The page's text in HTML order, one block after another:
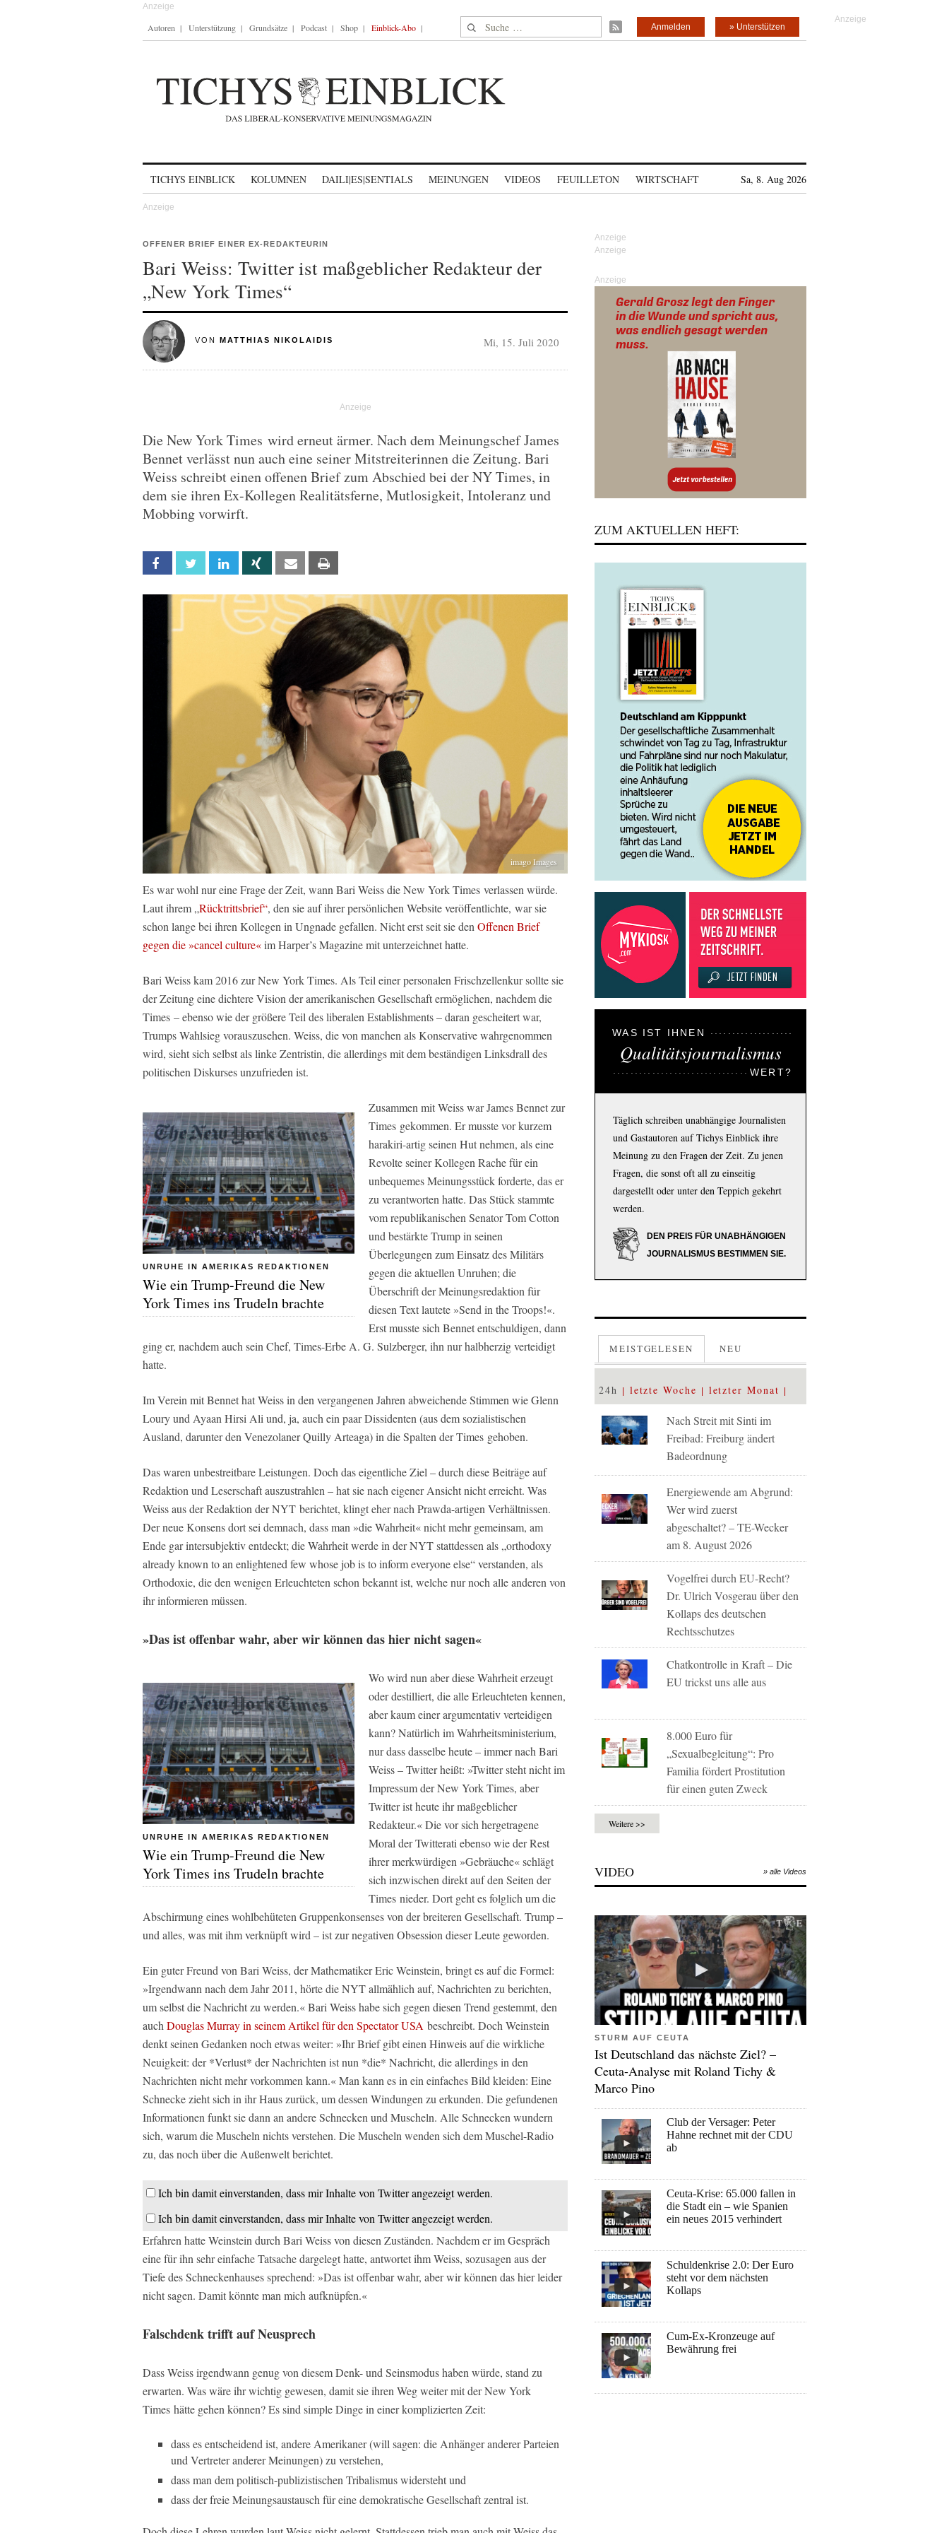
Autoren Unterstützung Grundsätze Podcast Shop Einblick-Abo Suche nach: » Unterstützen
Anmelden
TICHYS EINBLICK KOLUMNEN DAILI|ES|SENTIALS MEINUNGEN VIDEOS FEUILLETON WIRTSCHAFT Sa, 8. Aug 2026
OFFENER BRIEF EINER EX-REDAKTEURIN
Bari Weiss: Twitter ist maßgeblicher Redakteur der
„New York Times“
VON MATTHIAS NIKOLAIDIS Mi, 15. Juli 2020
Die New York Times wird erneut ärmer. Nach dem Meinungschef James
Bennet verlässt nun auch eine seiner Mitstreiterinnen die Zeitung. Bari
Weiss schreibt einen offenen Brief zum Abschied bei der NY Times, in
dem sie ihren Ex-Kollegen Realitätsferne, Mutlosigkeit, Intoleranz und
Mobbing vorwirft.
Facebook Twitter Linkedin Xing Email
imago Images
Es war wohl nur eine Frage der Zeit, wann Bari Weiss dieNew York Times verlassen würde.
Laut ihrem „Rücktrittsbrief“, den sie auf ihrer persönlichen Website veröffentlichte, war sie
schon lange bei ihren Kollegen in Ungnade gefallen. Nicht erst seit sie den Offenen Brief
gegen die »cancel culture«imHarper’s Magazinemit unterzeichnet hatte.
Bari Weiss kam 2016 zurNew York Times. Als Teil einer personalen Frischzellenkur sollte sie
der Zeitung eine dichtere Vision der amerikanischen Gesellschaft ermöglichen, nachdem die
Times – ebenso wie der größere Teil des liberalen Establishments – daran gescheitert war,
Trumps Wahlsieg vorauszusehen. Weiss, die von manchen als Konservative wahrgenommen
wird, sieht sich selbst als linke Zentristin, die allerdings mit dem beständigen Linksdrall des
politischen Diskurses unzufrieden ist.
UNRUHE IN AMERIKAS REDAKTIONEN
Wie ein Trump-Freund die New
York Times ins Trudeln brachte
Zusammen mit Weiss war James Bennet zur
Times gekommen. Er musste vor kurzem
harakiri-artig seinen Hut nehmen, als eine
Revolte seiner Kollegen Rache für ein
unbequemes Meinungsstück forderte, das er
zu verantworten hatte. Das Stück stammte
vom republikanischen Senator Tom Cotton
und bestärkte Trump in seinen
Überlegungen zum Einsatz des Militärs
gegen die aktuellen Unruhen; die
Überschrift der Meinungsredaktion für
diesen Text lautete »Send in the Troops!«.
Erst musste sich Bennet entschuldigen, dann
ging er, nachdem auch sein Chef, Times-Erbe A. G. Sulzberger, ihn nur halbherzig verteidigt
hatte.
Im Verein mit Bennet hat Weiss in den vergangenen Jahren abweichende Stimmen wie Glenn
Loury und Ayaan Hirsi Ali und, ja, auch ein paar Dissidenten (aus dem sozialistischen
Ausland, darunter den Venezolaner Quilly Arteaga) in die Spalten derTimes gehoben.
Das waren unbestreitbare Leistungen. Doch das eigentliche Ziel – durch diese Beiträge auf
Redaktion und Leserschaft auszustrahlen – hat sie nach eigener Ansicht nicht erreicht. Was
Weiss aus der Redaktion derNYT berichtet, klingt eher nach Prawda-artigen Verhältnissen.
Der neue Konsens dort sei demnach, dass man »die Wahrheit« nicht mehr gemeinsam, am
Ende gar intersubjektiv entdeckt; die Wahrheit werde in der NYT stattdessen als „orthodoxy
already known to an enlightened few whose job is to inform everyone else“ verstanden, als
Orthodoxie, die den wenigen Erleuchteten schon bekannt ist, welche nur noch alle anderen von
ihr informieren müssen.
»Das ist offenbar wahr, aber wir können das hier nicht sagen«
UNRUHE IN AMERIKAS REDAKTIONEN
Wie ein Trump-Freund die New
York Times ins Trudeln brachte
Wo wird nun aber diese Wahrheit erzeugt
oder destilliert, die alle Erleuchteten kennen,
aber kaum einer argumentativ verteidigen
kann? Natürlich im Wahrheitsministerium,
nur dass dasselbe heute – immer nach Bari
Weiss – Twitter heißt: »Twitter steht nicht im
Impressum derNew York Times, aber
Twitter ist heute ihr maßgeblicher
Redakteur.« Die vor sich hergetragene
Moral der Twitterati ebenso wie der Rest
ihrer merkwürdigen »Gebräuche« schlägt
sich inzwischen direkt auf den Seiten der
Times nieder. Dort geht es folglich um die
Abschirmung eines wohlbehüteten Gruppenkonsenses von der breiteren Gesellschaft. Trump –
und alles, was mit ihm verknüpft wird – ist zur negativen Obsession dieser Leute geworden.
Ein guter Freund von Bari Weiss, der Mathematiker Eric Weinstein, bringt es auf die Formel:
»Irgendwann nach dem Jahr 2011, hörte die NYT allmählich auf, Nachrichten zu berichten,
um selbst die Nachricht zu werden.« Bari Weiss habe sich gegen diesen Trend gestemmt, den
auch Douglas Murray in seinem Artikel für den Spectator USA beschreibt. Doch Weinstein
denkt seinen Gedanken noch etwas weiter: »Ihr Brief gibt einen Hinweis auf die wirkliche
Neuigkeit: der *Verlust* der Nachrichten ist nun *die* Nachricht, die allerdings in den
Nachrichten nicht mehr vorkommen kann.« Man kann es in ein einfaches Bild kleiden: Eine
Schnecke zieht sich in ihr Haus zurück, um dessen Windungen zu erkunden. Die gefundenen
Informationen funkt sie dann an andere Schnecken und Muscheln. Alle Schnecken wundern
sich, warum die Muscheln nichts verstehen. Die Muscheln wenden sich dem Muschel-Radio
zu, das noch über die Außenwelt berichtet.
Ich bin damit einverstanden, dass mir Inhalte von Twitter angezeigt werden.
Ich bin damit einverstanden, dass mir Inhalte von Twitter angezeigt werden.
Erfahren hatte Weinstein durch Bari Weiss von diesen Zuständen. Nachdem er im Gespräch
eine für ihn sehr einfache Tatsache dargelegt hatte, antwortet ihm Weiss, sozusagen aus der
Tiefe des Schneckenhauses sprechend: »Das ist offenbar wahr, aber wir können das hier leider
nicht sagen. Damit könnte man mich aufknüpfen.«
Falschdenk trifft auf Neusprech
Dass Weiss irgendwann genug von diesem Denk- und Seinsmodus haben würde, stand zu
erwarten. Was wäre ihr wichtig gewesen, damit sie ihren Weg weiter mit derNew York
Times hätte gehen können? Es sind simple Dinge in einer komplizierten Zeit:
dass es entscheidend ist, andere Amerikaner (will sagen: die Anhänger anderer Parteien
und Vertreter anderer Meinungen) zu verstehen,
dass man dem politisch-publizistischen Tribalismus widersteht und
dass der freie Meinungsaustausch für eine demokratische Gesellschaft zentral ist.
Anzeige
ZUM AKTUELLEN HEFT:
WAS IST IHNEN
Qualitätsjournalismus
WERT?
Täglich schreiben unabhängige Journalisten
und Gastautoren auf Tichys Einblick ihre
Meinung zu den Fragen der Zeit. Zu jenen
Fragen, die sonst oft all zu einseitig
dargestellt oder unter den Teppich gekehrt
werden.
DEN PREIS FÜR UNABHÄNGIGEN
JOURNALISMUS BESTIMMEN SIE.
MEISTGELESEN NEU
24h letzte Woche letzter Monat
Nach Streit mit Sinti im
Freibad: Freiburg ändert
Badeordnung
Energiewende am Abgrund:
Wer wird zuerst
abgeschaltet? – TE-Wecker
am 8. August 2026
Vogelfrei durch EU-Recht?
Dr. Ulrich Vosgerau über den
Kollaps des deutschen
Rechtsschutzes
Chatkontrolle in Kraft – Die
EU trickst uns alle aus
8.000 Euro für
„Sexualbegleitung“: Pro
Familia fördert Prostitution
für einen guten Zweck
Weitere >>
VIDEO » alle Videos
STURM AUF CEUTA
Ist Deutschland das nächste Ziel? –
Ceuta-Analyse mit Roland Tichy &
Marco Pino
Club der Versager: Peter
Hahne rechnet mit der CDU
ab
Ceuta-Krise: 65.000 fallen in
die Stadt ein – wie Spanien
ein neues 2015 verhindert
Schuldenkrise 2.0: Der Euro
steht vor dem nächsten
Kollaps
Cum-Ex-Kronzeuge auf
Bewährung frei